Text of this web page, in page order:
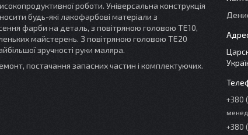
роботи. Універсальна конструкція
будь-які лакофарбові матеріали з
фарби на деталь, з повітряною головою ТЕ10,
майстерень. З повітряною головою ТЕ20
зручності руки маляра.
постачання запасних частин і комплектуючих.
+380
+380